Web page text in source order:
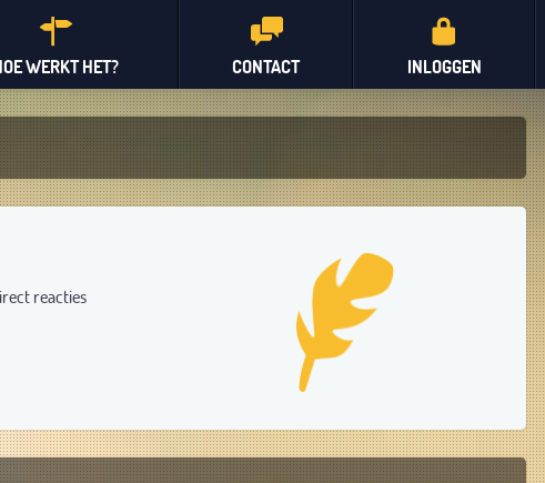
INLOGGEN
CONTACT
WERKT HET?
reacties